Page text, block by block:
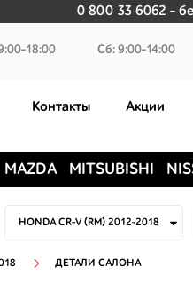
0 800 33 6062 -
18:00 Сб: 9:00-14:00
Контакты Акции
MAZDA MITSUBISHI
ДЕТАЛИ САЛОНА